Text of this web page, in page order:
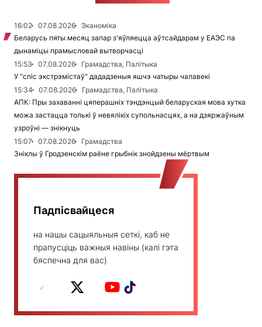
16:02 07.08.2026
Эканоміка
Беларусь пяты месяц запар з'яўляецца аўтсайдарам у ЕАЭС па
дынаміцы прамысловай вытворчасці
15:53
07.08.2026
Грамадства, Палітыка
У "спіс экстрэмістаў" дададзеныя яшчэ чатыры чалавекі
15:34
07.08.2026
Грамадства, Палітыка
АПК: Пры захаванні цяперашніх тэндэнцый беларуская мова хутка
можа застацца толькі ў невялікіх супольнасцях, а на дзяржаўным
узроўні — знікнуць
15:07
07.08.2026
Грамадства
Зніклы ў Гродзенскім раёне грыбнік знойдзены мёртвым
Падпісвайцеся
на нашы сацыяльныя сеткі, каб не
прапусціць важныя навіны (калі гэта
бяспечна для вас)